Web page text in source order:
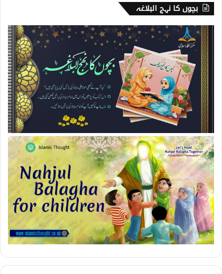
بچوں کا نہج البلاغہ